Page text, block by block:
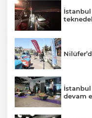
İstanbul
İstanbul
devam